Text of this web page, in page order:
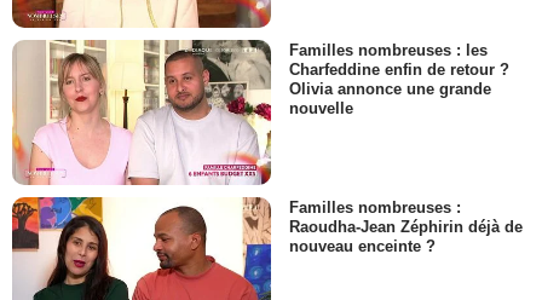
Familles nombreuses : les
Charfeddine enfin de retour ?
Olivia annonce une grande
nouvelle
Familles nombreuses :
Raoudha-Jean Zéphirin déjà de
nouveau enceinte ?